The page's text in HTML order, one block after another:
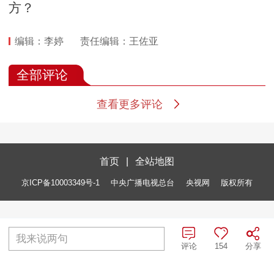
方？
编辑：李婷 责任编辑：王佐亚
全部评论
查看更多评论
首页 全站地图
京ICP备10003349号-1 中央广播电视总台 央视网 版权所有
我来说两句
分享
154
评论